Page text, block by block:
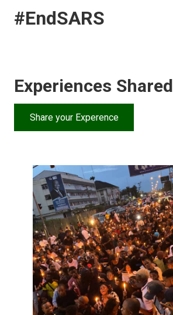
#EndSARS
Experiences Shared
Share your Experence